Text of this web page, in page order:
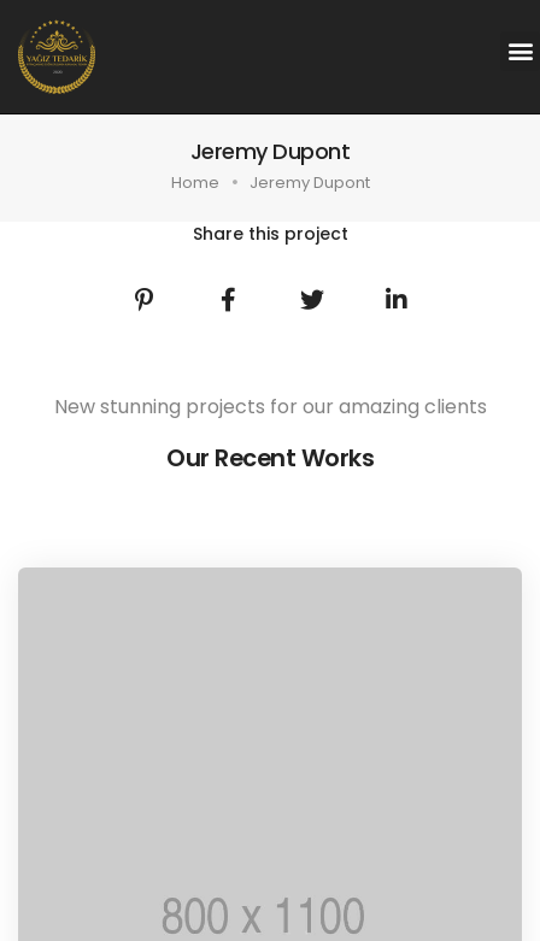
Jeremy Dupont
Home Jeremy Dupont
Share this project
New stunning projects for our amazing clients
Our Recent Works